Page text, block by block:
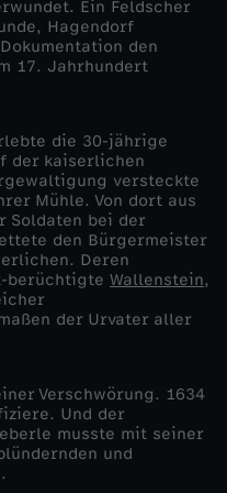
Ein Feldscher
Hagendorf
den
17. Jahrhundert
die 30-jährige
der kaiserlichen
versteckte
Mühle. Von dort aus
Soldaten bei der
den Bürgermeister
Deren
berüchtigte Wallenstein,
der Urvater aller
Verschwörung. 1634
Und der
musste mit seiner
und